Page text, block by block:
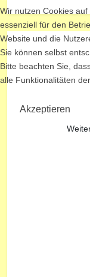
Wir nutzen Cookies
essenziell für den
Website und die
Sie können selbst
Bitte beachten Sie,
alle Funktionalitäten
Akzeptieren